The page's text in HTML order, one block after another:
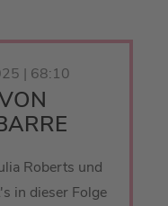
| 68:10
Roberts und
in dieser Folge